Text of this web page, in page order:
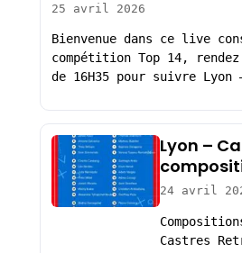
25 avril 2026
Bienvenue dans ce live
compétition Top 14,
de 16H35 pour suivre Lyon
Lyon –
24 avril
Castres